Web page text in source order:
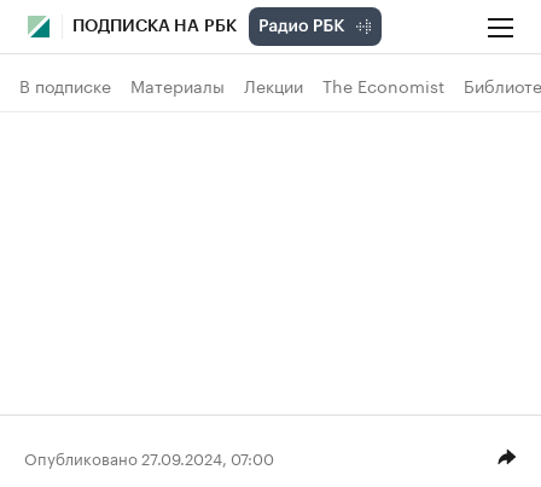
ПОДПИСКА НА РБК
В подписке Материалы Лекции The Economist
Опубликовано 27.09.2024, 07:00